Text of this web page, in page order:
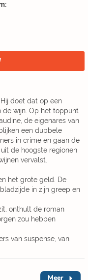
doet dat op een
de wijn. Op het toppunt
de eigenares van
een dubbele
in crime en gaan de
de hoogste regionen
vervalst.
het grote geld. De
in zijn greep en
onthult de roman
zou hebben
van suspense, van
Meer